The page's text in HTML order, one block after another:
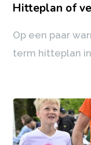
Hitteplan of
Op een paar
term hitteplan